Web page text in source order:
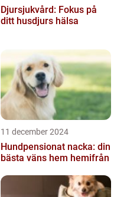
Djursjukvård: Fokus på
ditt husdjurs hälsa
11 december 2024
Hundpensionat nacka: din
bästa väns hem hemifrån